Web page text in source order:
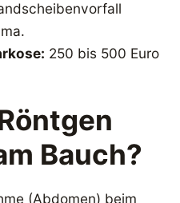
250 bis 500 Euro
Bauch?
(Abdomen) beim